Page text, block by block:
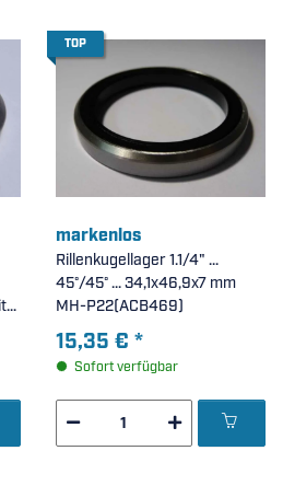
TOP
markenlos
Rillenkugellager 1.1/4" ...
45°/45° ... 34,1x46,9x7 mm
MH-P22(ACB469)
15,35 € *
Sofort verfügbar